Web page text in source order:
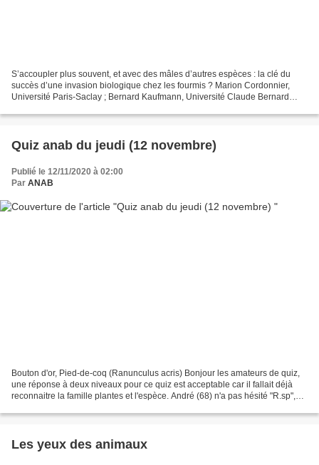
S’accoupler plus souvent, et avec des mâles d’autres espèces : la clé du
succès d’une invasion biologique chez les fourmis ? Marion Cordonnier,
Université Paris-Saclay ; Bernard Kaufmann, Université Claude Bernard
Quiz anab du jeudi (12 novembre)
Publié le 12/11/2020 à 02:00
Par ANAB
Bouton d'or, Pied-de-coq (Ranunculus acris) Bonjour les amateurs de quiz,
une réponse à deux niveaux pour ce quiz est acceptable car il fallait déjà
reconnaitre la famille plantes et l'espèce. André (68) n'a pas hésité "R.sp",
Les yeux des animaux